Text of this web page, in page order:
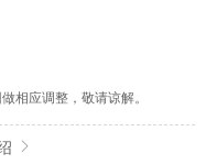
相应调整，敬请谅解。
